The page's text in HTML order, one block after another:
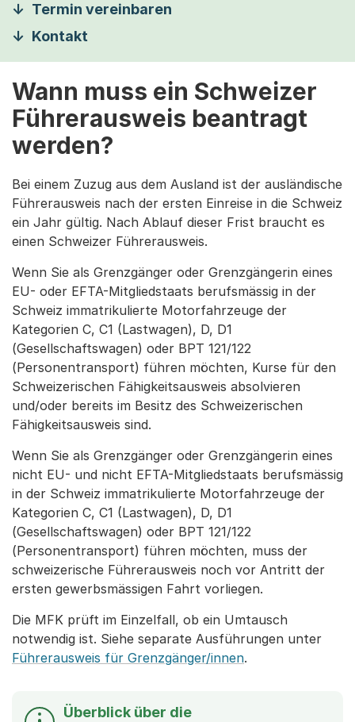
Termin vereinbaren
Kontakt
Wann muss ein Schweizer
Führerausweis beantragt
werden?
Bei einem Zuzug aus dem Ausland ist der ausländische
Führerausweis nach der ersten Einreise in die Schweiz
ein Jahr gültig. Nach Ablauf dieser Frist braucht es
einen Schweizer Führerausweis.
Wenn Sie als Grenzgänger oder Grenzgängerin eines
EU- oder EFTA-Mitgliedstaats berufsmässig in der
Schweiz immatrikulierte Motorfahrzeuge der
Kategorien C, C1 (Lastwagen), D, D1
(Gesellschaftswagen) oder BPT 121/122
(Personentransport) führen möchten, Kurse für den
Schweizerischen Fähigkeitsausweis absolvieren
und/oder bereits im Besitz des Schweizerischen
Fähigkeitsausweis sind.
Wenn Sie als Grenzgänger oder Grenzgängerin eines
nicht EU- und nicht EFTA-Mitgliedstaats berufsmässig
in der Schweiz immatrikulierte Motorfahrzeuge der
Kategorien C, C1 (Lastwagen), D, D1
(Gesellschaftswagen) oder BPT 121/122
(Personentransport) führen möchten, muss der
schweizerische Führerausweis noch vor Antritt der
ersten gewerbsmässigen Fahrt vorliegen.
Die MFK prüft im Einzelfall, ob ein Umtausch
notwendig ist. Siehe separate Ausführungen unter
Führerausweis für Grenzgänger/innen.
Überblick über die